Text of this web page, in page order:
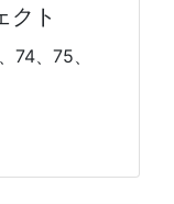
クト
74、75、